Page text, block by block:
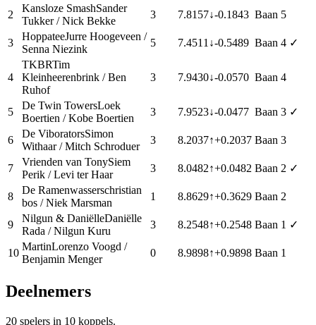
2
Kansloze SmashSander
Tukker / Nick Bekke
3 7.8157↓-0.1843 Baan 5
3
HoppateeJurre Hoogeveen /
Senna Niezink
5 7.4511↓-0.5489 Baan 4 ✓
4
TKBRTim
Kleinheerenbrink / Ben
Ruhof
3 7.9430↓-0.0570 Baan 4
5
De Twin TowersLoek
Boertien / Kobe Boertien
3 7.9523↓-0.0477 Baan 3 ✓
6
De ViboratorsSimon
Withaar / Mitch Schroduer
3 8.2037↑+0.2037 Baan 3
7
Vrienden van TonySiem
Perik / Levi ter Haar
3 8.0482↑+0.0482 Baan 2 ✓
8
De Ramenwasserschristian
bos / Niek Marsman
1 8.8629↑+0.3629 Baan 2
9
Nilgun & DaniëlleDaniëlle
Rada / Nilgun Kuru
3 8.2548↑+0.2548 Baan 1 ✓
10
MartinLorenzo Voogd /
Benjamin Menger
0 8.9898↑+0.9898 Baan 1
Deelnemers
20 spelers in 10 koppels.